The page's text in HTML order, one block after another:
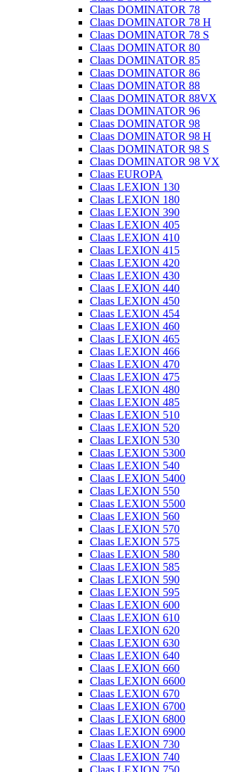
Claas DOMINATOR 78
Claas DOMINATOR 78 H
Claas DOMINATOR 78 S
Claas DOMINATOR 80
Claas DOMINATOR 85
Claas DOMINATOR 86
Claas DOMINATOR 88
Claas DOMINATOR 88VX
Claas DOMINATOR 96
Claas DOMINATOR 98
Claas DOMINATOR 98 H
Claas DOMINATOR 98 S
Claas DOMINATOR 98 VX
Claas EUROPA
Claas LEXION 130
Claas LEXION 180
Claas LEXION 390
Claas LEXION 405
Claas LEXION 410
Claas LEXION 415
Claas LEXION 420
Claas LEXION 430
Claas LEXION 440
Claas LEXION 450
Claas LEXION 454
Claas LEXION 460
Claas LEXION 465
Claas LEXION 466
Claas LEXION 470
Claas LEXION 475
Claas LEXION 480
Claas LEXION 485
Claas LEXION 510
Claas LEXION 520
Claas LEXION 530
Claas LEXION 5300
Claas LEXION 540
Claas LEXION 5400
Claas LEXION 550
Claas LEXION 5500
Claas LEXION 560
Claas LEXION 570
Claas LEXION 575
Claas LEXION 580
Claas LEXION 585
Claas LEXION 590
Claas LEXION 595
Claas LEXION 600
Claas LEXION 610
Claas LEXION 620
Claas LEXION 630
Claas LEXION 640
Claas LEXION 660
Claas LEXION 6600
Claas LEXION 670
Claas LEXION 6700
Claas LEXION 6800
Claas LEXION 6900
Claas LEXION 730
Claas LEXION 740
Claas LEXION 750